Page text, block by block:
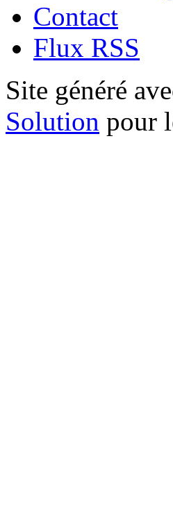
Contact
Flux RSS
Site généré
Solution pour